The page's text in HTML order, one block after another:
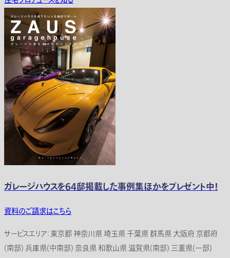
ガレージハウスを64邸掲載した事例集ほかをプレゼント中！
資料のご請求はこちら
サービスエリア：東京都 神奈川県 埼玉県 千葉県 群馬県 大阪府 京都府
(南部) 兵庫県(中南部) 奈良県 和歌山県 滋賀県(南部) 三重県(一部)